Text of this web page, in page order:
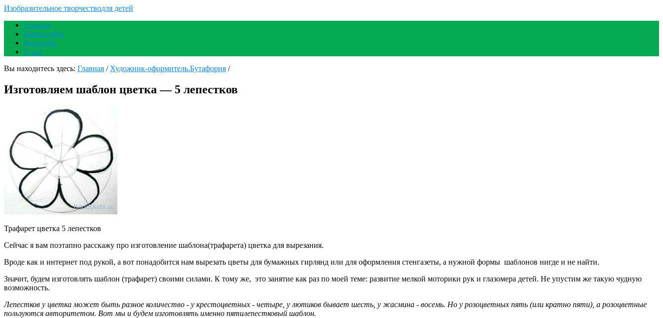
Изобразительное творчестводля детей
Главная
Карта сайта
Контакты
О нас
Вы находитесь здесь: Главная / Художник-оформитель.Бутафория /
Изготовляем шаблон цветка — 5 лепестков
Трафарет цветка 5 лепестков
Сейчас я вам поэтапно расскажу про изготовление шаблона(трафарета) цветка для вырезания.
Вроде как и интернет под рукой, а вот понадобится нам вырезать цветы для бумажных гирлянд или для оформления стенгазеты, а нужной формы шаблонов нигде и не найти.
Значит, будем изготовлять шаблон (трафарет) своими силами. К тому же, это занятие как раз по моей теме: развитие мелкой моторики рук и глазомера детей. Не упустим же такую чудную
возможность.
Лепестков у цветка может быть разное количество - у крестоцветных - четыре, у лютиков бывает шесть, у жасмина - восемь. Но у розоцветных пять (или кратно пяти), а розоцветные
пользуются авторитетом. Вот мы и будем изготовлять именно пятилепестковый шаблон.